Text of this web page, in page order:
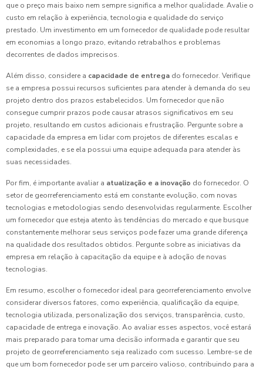
que o preço mais baixo nem sempre significa a melhor qualidade. Avalie o
custo em relação à experiência, tecnologia e qualidade do serviço
prestado. Um investimento em um fornecedor de qualidade pode resultar
em economias a longo prazo, evitando retrabalhos e problemas
decorrentes de dados imprecisos.
Além disso, considere a capacidade de entrega do fornecedor. Verifique
se a empresa possui recursos suficientes para atender à demanda do seu
projeto dentro dos prazos estabelecidos. Um fornecedor que não
consegue cumprir prazos pode causar atrasos significativos em seu
projeto, resultando em custos adicionais e frustração. Pergunte sobre a
capacidade da empresa em lidar com projetos de diferentes escalas e
complexidades, e se ela possui uma equipe adequada para atender às
suas necessidades.
Por fim, é importante avaliar a atualização e a inovação do fornecedor. O
setor de georreferenciamento está em constante evolução, com novas
tecnologias e metodologias sendo desenvolvidas regularmente. Escolher
um fornecedor que esteja atento às tendências do mercado e que busque
constantemente melhorar seus serviços pode fazer uma grande diferença
na qualidade dos resultados obtidos. Pergunte sobre as iniciativas da
empresa em relação à capacitação da equipe e à adoção de novas
tecnologias.
Em resumo, escolher o fornecedor ideal para georreferenciamento envolve
considerar diversos fatores, como experiência, qualificação da equipe,
tecnologia utilizada, personalização dos serviços, transparência, custo,
capacidade de entrega e inovação. Ao avaliar esses aspectos, você estará
mais preparado para tomar uma decisão informada e garantir que seu
projeto de georreferenciamento seja realizado com sucesso. Lembre-se de
que um bom fornecedor pode ser um parceiro valioso, contribuindo para a